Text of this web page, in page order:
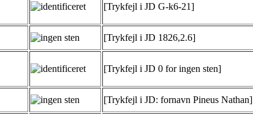
[Trykfejl i JD G-k6-21]
[Trykfejl i JD 1826,2.6]
[Trykfejl i JD 0 for ingen sten]
[Trykfejl i JD: fornavn Pineus Nathan]